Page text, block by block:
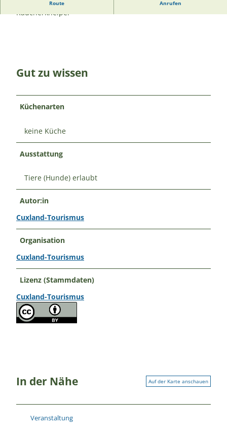
Route Anrufen
Raucherkneipe.
Gut zu wissen
Küchenarten
keine Küche
Ausstattung
Tiere (Hunde) erlaubt
Autor:in
Cuxland-Tourismus
Organisation
Cuxland-Tourismus
Lizenz (Stammdaten)
Cuxland-Tourismus
In der Nähe Auf der Karte anschauen
Veranstaltung